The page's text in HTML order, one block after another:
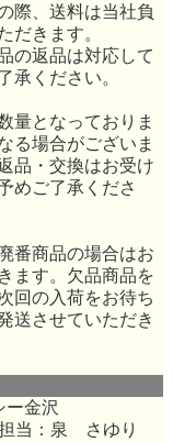
際、送料は当社負
だきます。
の返品は対応して
承ください。
量となっておりま
る場合がございま
品・交換はお受け
めご了承くださ
番商品の場合はお
ます。欠品商品を
回の入荷をお待ち
送させていただき
ー金沢
当：泉 さゆり